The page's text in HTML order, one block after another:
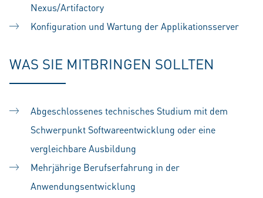
Nexus/Artifactory
Konfiguration und Wartung der Applikationsserver
WAS SIE MITBRINGEN SOLLTEN
Abgeschlossenes technisches Studium mit dem
Schwerpunkt Softwareentwicklung oder eine
vergleichbare Ausbildung
Mehrjährige Berufserfahrung in der
Anwendungsentwicklung